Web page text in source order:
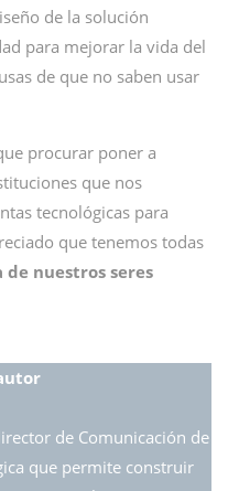
de la solución
para mejorar la vida del
de que no saben usar
procurar poner a
que nos
tecnológicas para
que tenemos todas
nuestros seres
de Comunicación de
que permite construir